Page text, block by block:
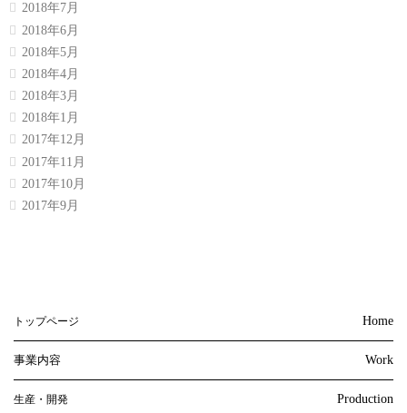
2018年7月
2018年6月
2018年5月
2018年4月
2018年3月
2018年1月
2017年12月
2017年11月
2017年10月
2017年9月
トップページ Home
事業内容 Work
生産・開発 Production